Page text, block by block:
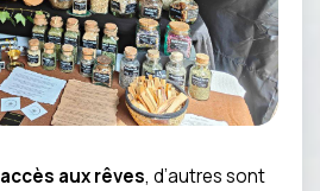
accès aux rêves, d’autres sont